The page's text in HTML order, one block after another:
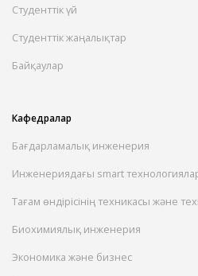
Студенттік үй
Студенттік жаңалықтар
Байқаулар
Кафедралар
Бағдарламалық инженерия
Инженериядағы smart
Тағам өндірісінің техникасы және
Биохимиялық инженерия
Экономика және бизнес